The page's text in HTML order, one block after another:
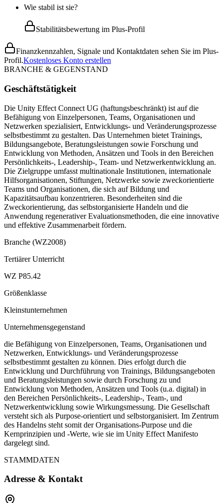
Wie stabil ist sie?
Stabilitätsbewertung im Plus-Profil
Finanzkennzahlen, Signale und Kontaktdaten sehen Sie im Plus-
Profil.Kostenloses Konto erstellen
BRANCHE & GEGENSTAND
Geschäftstätigkeit
Die Unity Effect Connect UG (haftungsbeschränkt) ist auf die
Befähigung von Einzelpersonen, Teams, Organisationen und
Netzwerken spezialisiert, Entwicklungs- und Veränderungsprozesse
selbstbestimmt zu gestalten. Das Unternehmen bietet Trainings,
Bildungsangebote, Beratungsleistungen sowie Forschung und
Entwicklung von Methoden, Ansätzen und Tools in den Bereichen
Persönlichkeits-, Leadership-, Team- und Netzwerkentwicklung an.
Die Zielgruppe umfasst multinationale Institutionen, internationale
Hilfsorganisationen, Stiftungen, Netzwerke sowie zweckorientierte
Teams und Organisationen, die sich auf Bildung und
Kapazitätsaufbau konzentrieren. Besonderheiten sind die
Zweckorientierung, das selbstorganisierte Handeln und die
Anwendung regenerativer Evaluationsmethoden, die eine innovative
und effektive Zusammenarbeit fördern.
Branche (WZ2008)
Tertiärer Unterricht
WZ P85.42
Größenklasse
Kleinstunternehmen
Unternehmensgegenstand
die Befähigung von Einzelpersonen, Teams, Organisationen und
Netzwerken, Entwicklungs- und Veränderungsprozesse
selbstbestimmt gestalten zu können. Dies erfolgt durch die
Entwicklung und Durchführung von Trainings, Bildungsangeboten
und Beratungsleistungen sowie durch Forschung zu und
Entwicklung von Methoden, Ansätzen und Tools (u.a. digital) in
den Bereichen Persönlichkeits-, Leadership-, Team-, und
Netzwerkentwicklung sowie Wirkungsmessung. Die Gesellschaft
versteht sich als Purpose-orientiert und selbstorganisiert. Im Zentrum
des Handelns steht somit der Organisations-Purpose und die
Kernprinzipien und -Werte, wie sie im Unity Effect Manifesto
dargelegt sind.
STAMMDATEN
Adresse & Kontakt